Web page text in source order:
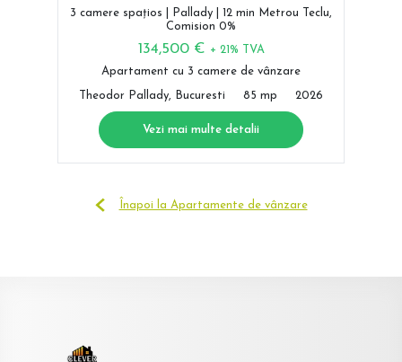
3 camere spațios | Pallady | 12 min Metrou Teclu,
Comision 0%
134,500 € + 21% TVA
Apartament cu 3 camere de vânzare
Theodor Pallady, Bucuresti 85 mp 2026
Vezi mai multe detalii
Înapoi la Apartamente de vânzare